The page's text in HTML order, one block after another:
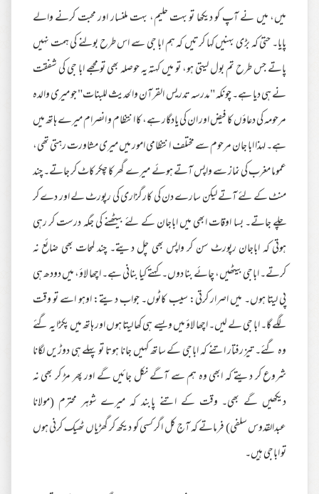
میں، میں نے آپ کو دیکھا تو بہت حلیم، بہت ملنسار اور محبت کرنے والے
پایا۔ حتیٰ کہ بڑی بہنیں کہا کرتیں کہ ہم ابا جی سے اس طرح بولنے کی ہمت نہیں
پاتے جس طرح تم بول لیتی ہو، تو میں کہتہ یہ حوصلہ بھی تو مجھے ابا جی کی شفقت
نے ہی دیا ہے۔ چونکہ "مدرسه تدریس القرآن والحدیث للبنات" جو میری والدہ
مرحومہ کی دعاؤں کا فیض اور ان کی یادگار ہے، کا انتظام و انصرام میرے ہاتھ میں
ہے۔ لہذا ابا جان مرحوم سے مختلف انتظامی امور میں میری مشاورت رہتی تھی،
عموما مغرب کی نماز سے واپس آتے ہوئے میرے گھر کا چکر کاٹ کر جاتے۔ چند
منٹ کے لئے آتے لیکن سارے دن کی کارگزاری کی رپورٹ لے اور دے کر
چلے جاتے۔ بسا اوقات ابھی میں اباجان کے لئے بیٹھنے کی جگہ درست کر رہی
ہوتی کہ اباجان رپورٹ سن کر واپس بھی چل دیتے۔ چند لمحات بھی ضائع نہ
کرتے۔ اباجی بیٹھیں، چائے بنا دوں۔ کہتے کیا بنانی ہے۔ اچھا لاؤ، میں دودھ ہی
پی لیتا ہوں۔ میں اصرار کرتی: سیب کاٹوں۔ جواب دیتے: اوہو اسے تو وقت
لگے گا۔ ابا جی لے لیں۔ اچھا لاؤ میں ویسے ہی کھا لیتا ہوں اور ہاتھ میں پکڑا یہ گئے
وہ گئے۔ تیز رفتار اتنے کہ اباجی کے ساتھ کہیں جانا ہوتا تو پہلے ہی دوڑیں لگانا
شروع کر دیتے کہ ابھی وہ ہم سے آگے نکل جائیں گے اور پھر مڑ کر بھی نہ
دیکھیں گے بھی۔ وقت کے اتنے پابند کہ میرے شوہر محترم (مولانا
عبدالقدوس سلفی) فرماتے کہ آج کل اگر کسی کو دیکھ کر گھڑیاں ٹھیک کرنی ہوں
تو اباجی ہیں۔